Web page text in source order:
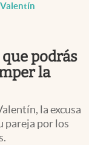
podrás
la
la excusa
pareja por los